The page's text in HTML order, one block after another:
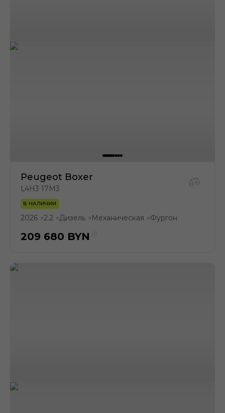
Peugeot Boxer
L4H3 17M3
В НАЛИЧИИ
2026 ●2.2 ●Дизель ● Механическая ●Фургон
209 680 BYN